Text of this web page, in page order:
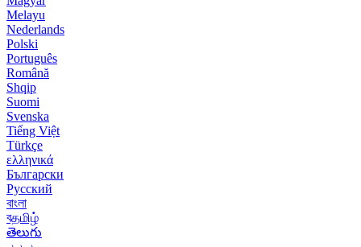
Melayu
Nederlands
Polski
Português
Română
Shqip
Suomi
Svenska
Tiếng Việt
Türkçe
ελληνικά
Български
Русский
বাংলা
বதமிழ்
తెలుగు